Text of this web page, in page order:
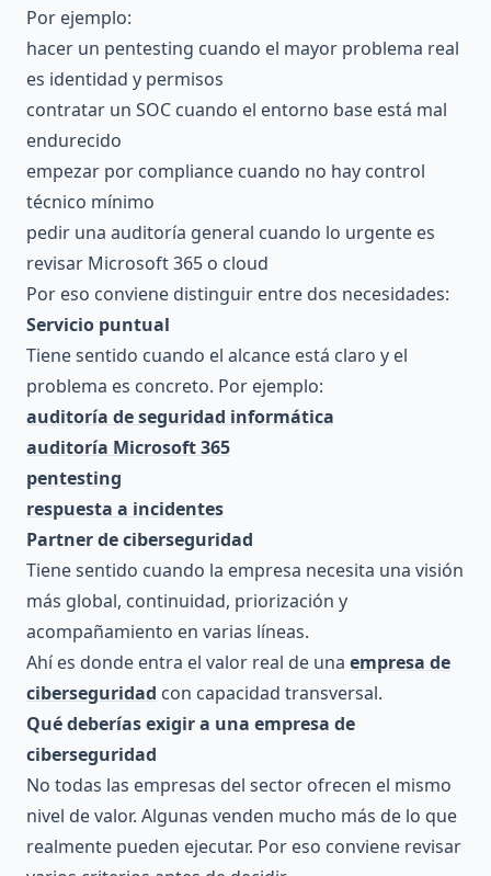
Por ejemplo:
hacer un pentesting cuando el mayor problema real
es identidad y permisos
contratar un SOC cuando el entorno base está mal
endurecido
empezar por compliance cuando no hay control
técnico mínimo
pedir una auditoría general cuando lo urgente es
revisar Microsoft 365 o cloud
Por eso conviene distinguir entre dos necesidades:
Servicio puntual
Tiene sentido cuando el alcance está claro y el
problema es concreto. Por ejemplo:
auditoría de seguridad informática
auditoría Microsoft 365
pentesting
respuesta a incidentes
Partner de ciberseguridad
Tiene sentido cuando la empresa necesita una visión
más global, continuidad, priorización y
acompañamiento en varias líneas.
Ahí es donde entra el valor real de una empresa de
ciberseguridad con capacidad transversal.
Qué deberías exigir a una empresa de
ciberseguridad
No todas las empresas del sector ofrecen el mismo
nivel de valor. Algunas venden mucho más de lo que
realmente pueden ejecutar. Por eso conviene revisar